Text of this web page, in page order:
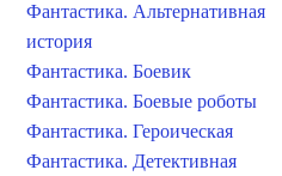
Фантастика. Альтернативная
история
Фантастика. Боевик
Фантастика. Боевые роботы
Фантастика. Героическая
Фантастика. Детективная